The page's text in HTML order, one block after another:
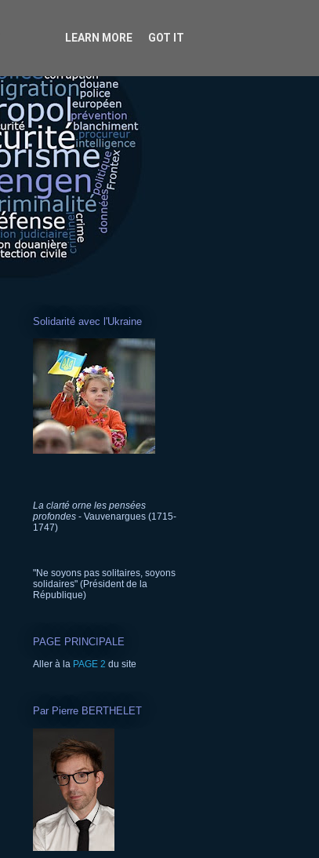
Solidarité avec l'Ukraine
La clarté orne les pensées
profondes - Vauvenargues (1715-
1747)
"Ne soyons pas solitaires, soyons
solidaires" (Président de la
République)
PAGE PRINCIPALE
Aller à la PAGE 2 du site
Par Pierre BERTHELET
LEARN MORE GOT IT